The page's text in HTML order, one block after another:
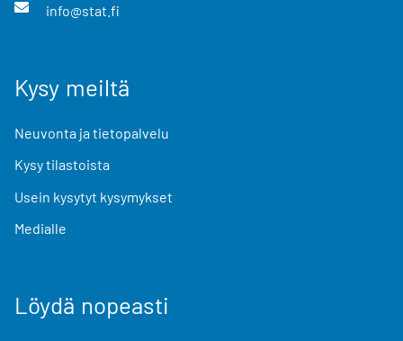
info@stat.fi
Kysy meiltä
Neuvonta ja tietopalvelu
Kysy tilastoista
Usein kysytyt kysymykset
Medialle
Löydä nopeasti